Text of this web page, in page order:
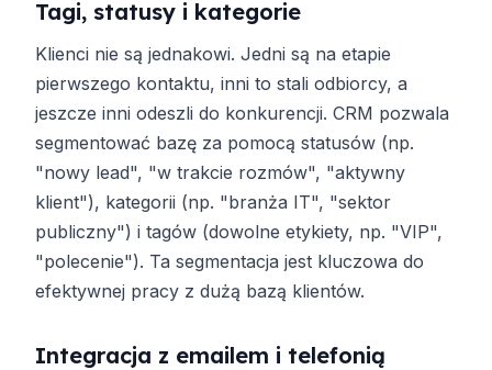
Tagi, statusy i kategorie
Klienci nie są jednakowi. Jedni są na etapie
pierwszego kontaktu, inni to stali odbiorcy, a
jeszcze inni odeszli do konkurencji. CRM pozwala
segmentować bazę za pomocą statusów (np.
"nowy lead", "w trakcie rozmów", "aktywny
klient"), kategorii (np. "branża IT", "sektor
publiczny") i tagów (dowolne etykiety, np. "VIP",
"polecenie"). Ta segmentacja jest kluczowa do
efektywnej pracy z dużą bazą klientów.
Integracja z emailem i telefonią